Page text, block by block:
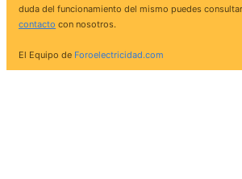
duda del funcionamiento del mismo puedes
contacto con nosotros.
El Equipo de Foroelectricidad.com